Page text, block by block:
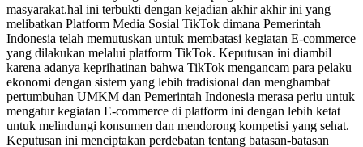
masyarakat.hal ini terbukti dengan kejadian akhir akhir ini yang
melibatkan Platform Media Sosial TikTok dimana Pemerintah
Indonesia telah memutuskan untuk membatasi kegiatan E-commerce
yang dilakukan melalui platform TikTok. Keputusan ini diambil
karena adanya keprihatinan bahwa TikTok mengancam para pelaku
ekonomi dengan sistem yang lebih tradisional dan menghambat
pertumbuhan UMKM dan Pemerintah Indonesia merasa perlu untuk
mengatur kegiatan E-commerce di platform ini dengan lebih ketat
untuk melindungi konsumen dan mendorong kompetisi yang sehat.
Keputusan ini menciptakan perdebatan tentang batasan-batasan